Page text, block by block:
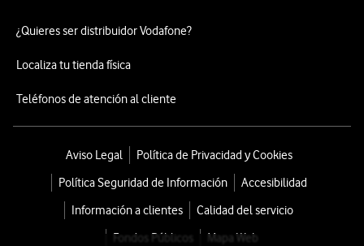
¿Quieres ser distribuidor Vodafone?
Localiza tu tienda física
Teléfonos de atención al cliente
Aviso Legal
Política de Privacidad y Cookies
Política Seguridad de Información
Accesibilidad
Información a clientes
Calidad del servicio
Fondos Públicos
Mapa Web